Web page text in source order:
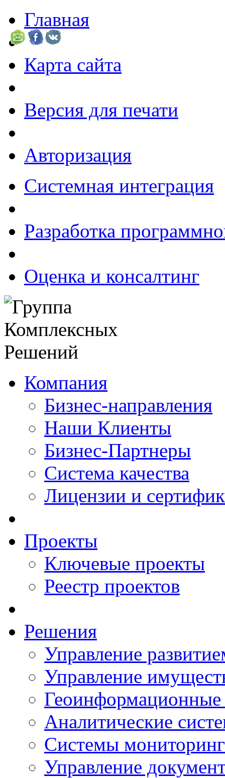
Главная
Карта сайта
Версия для печати
Авторизация
Системная интеграция
Разработка
Оценка и консалтинг
Компания
Бизнес-направления
Наши Клиенты
Бизнес-Партнеры
Система качества
Лицензии и
Проекты
Ключевые проекты
Реестр проектов
Решения
Управление
Управление
Аналитические
Системы
Управление